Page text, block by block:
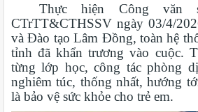
Thực hiện Công văn số
CTrTT&CTHSSV ngày 03/4/
và Đào tạo Lâm Đồng, toàn hệ
tỉnh đã khẩn trương vào cuộc.
từng lớp học, công tác phòng
nghiêm túc, thống nhất, hướng
là bảo vệ sức khỏe cho trẻ em.